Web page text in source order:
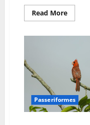
Read MoreRead
more
Passeriformes